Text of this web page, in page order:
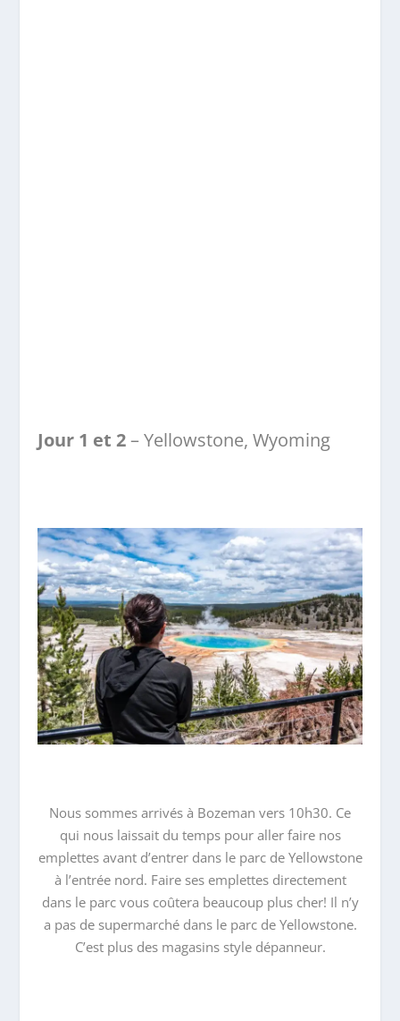
Jour 1 et 2– Yellowstone, Wyoming
Nous sommes arrivés à Bozeman vers 10h30. Ce
qui nous laissait du temps pour aller faire nos
emplettes avant d’entrer dans le parc de Yellowstone
à l’entrée nord. Faire ses emplettes directement
dans le parc vous coûtera beaucoup plus cher! Il n’y
a pas de supermarché dans le parc de Yellowstone.
C’est plus des magasins style dépanneur.